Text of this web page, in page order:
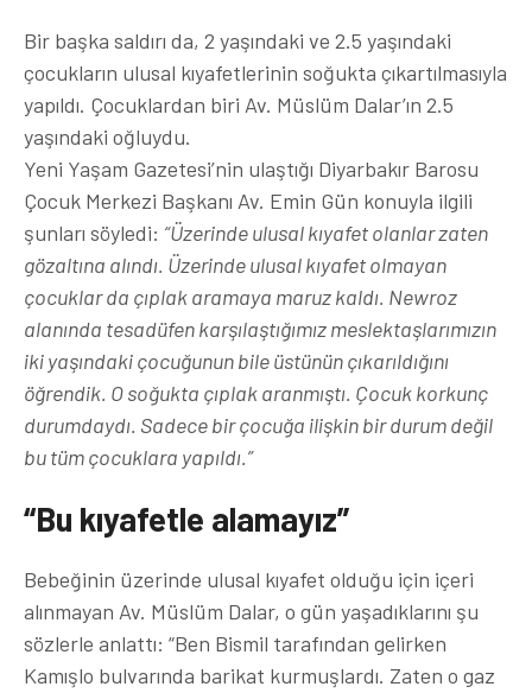
Bir başka saldırı da, 2 yaşındaki ve 2.5 yaşındaki
çocukların ulusal kıyafetlerinin soğukta çıkartılmasıyla
yapıldı. Çocuklardan biri Av. Müslüm Dalar’ın 2.5
yaşındaki oğluydu.
Yeni Yaşam Gazetesi’nin ulaştığı Diyarbakır Barosu
Çocuk Merkezi Başkanı Av. Emin Gün konuyla ilgili
şunları söyledi: “Üzerinde ulusal kıyafet olanlar zaten
gözaltına alındı. Üzerinde ulusal kıyafet olmayan
çocuklar da çıplak aramaya maruz kaldı. Newroz
alanında tesadüfen karşılaştığımız meslektaşlarımızın
iki yaşındaki çocuğunun bile üstünün çıkarıldığını
öğrendik. O soğukta çıplak aranmıştı. Çocuk korkunç
durumdaydı. Sadece bir çocuğa ilişkin bir durum değil
bu tüm çocuklara yapıldı.”
“Bu kıyafetle alamayız”
Bebeğinin üzerinde ulusal kıyafet olduğu için içeri
alınmayan Av. Müslüm Dalar, o gün yaşadıklarını şu
sözlerle anlattı: “Ben Bismil tarafından gelirken
Kamışlo bulvarında barikat kurmuşlardı. Zaten o gaz